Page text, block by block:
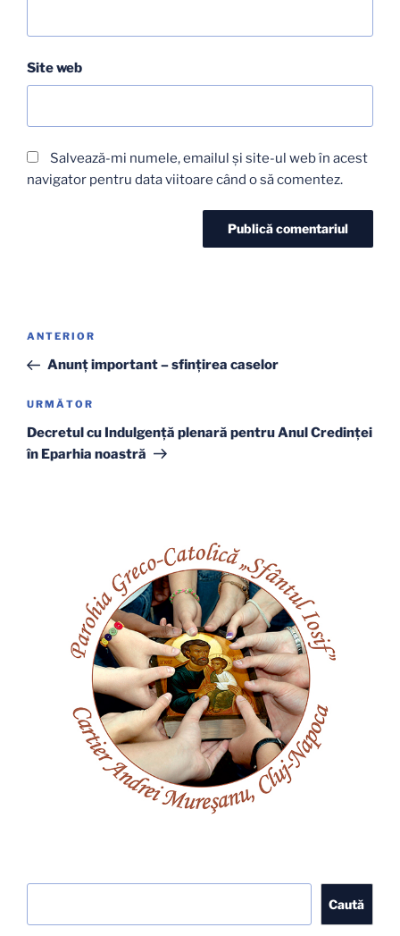
Site web
Salvează-mi numele, emailul și site-ul web în acest
navigator pentru data viitoare când o să comentez.
Navigare
articole
Articolul
anterior
ANTERIOR
Anunț important – sfințirea caselor
Articolul
următor
URMĂTOR
Decretul cu Indulgenţă plenară pentru Anul Credinţei
în Eparhia noastră
Caută